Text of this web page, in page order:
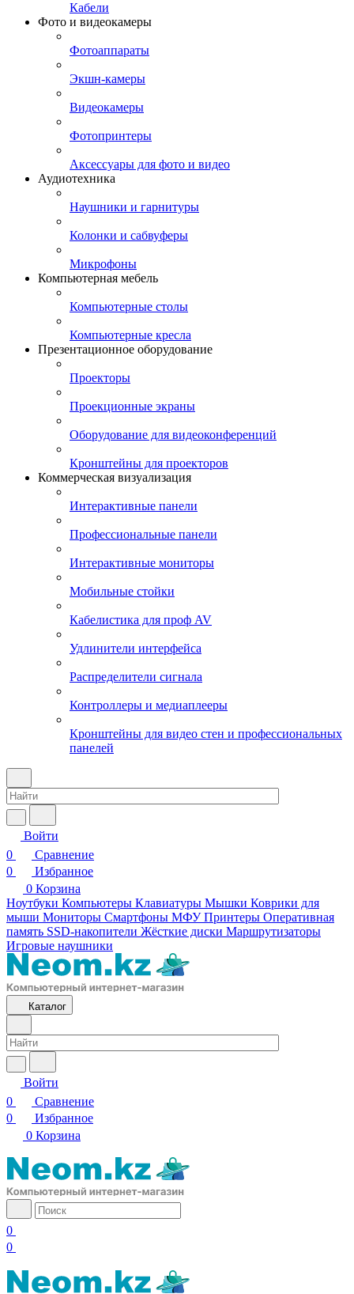
Кабели
Фото и видеокамеры
Фотоаппараты
Экшн-камеры
Видеокамеры
Фотопринтеры
Аксессуары для фото и видео
Аудиотехника
Наушники и гарнитуры
Колонки и сабвуферы
Микрофоны
Компьютерная мебель
Компьютерные столы
Компьютерные кресла
Презентационное оборудование
Проекторы
Проекционные экраны
Оборудование для видеоконференций
Кронштейны для проекторов
Коммерческая визуализация
Интерактивные панели
Профессиональные панели
Интерактивные мониторы
Мобильные стойки
Кабелистика для проф AV
Удлинители интерфейса
Распределители сигнала
Контроллеры и медиаплееры
Кронштейны для видео стен и профессиональных
панелей
Войти
0
Сравнение
0
Избранное
0 Корзина
Ноутбуки Компьютеры Клавиатуры Мышки Коврики для
мыши Мониторы Смартфоны МФУ Принтеры Оперативная
память SSD-накопители Жёсткие диски Маршрутизаторы
Игровые наушники
Каталог
Войти
0
Сравнение
0
Избранное
0 Корзина
0
0